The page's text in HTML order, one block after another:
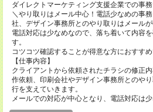
ダイレクトマーケティング支援企業での事務
＼やり取りはメール中心！電話少なめの事
社、デザイン事務所とのやり取りはメールが
電話対応は少なめなので、落ち着いて内容
す。
コツコツ確認することが得意な方におすすめ
【仕事内容】
クライアントから依頼されたチラシの修正
作依頼、印刷会社やデザイン事務所とのや
行を支えていきます。
メールでの対応が中心となり、電話対応は少